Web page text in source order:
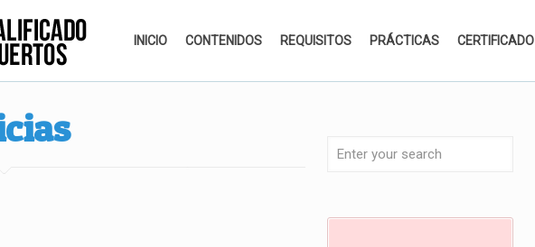
INICIO CONTENIDOS REQUISITOS PRÁCTICAS CERTIFICADO